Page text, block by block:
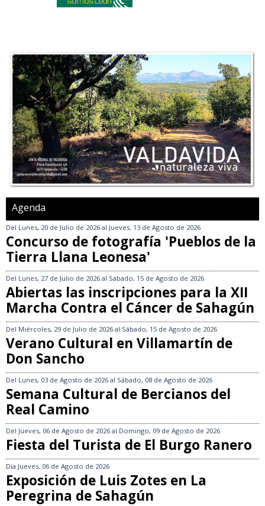
Agenda
Del Lunes, 20 de Julio de 2026 al Jueves, 13 de Agosto de 2026
Concurso de fotografía 'Pueblos de la
Tierra Llana Leonesa'
Del Lunes, 27 de Julio de 2026 al Sábado, 15 de Agosto de 2026
Abiertas las inscripciones para la XII
Marcha Contra el Cáncer de Sahagún
Del Miércoles, 29 de Julio de 2026 al Sábado, 15 de Agosto de 2026
Verano Cultural en Villamartín de
Don Sancho
Del Lunes, 03 de Agosto de 2026 al Sábado, 08 de Agosto de 2026
Semana Cultural de Bercianos del
Real Camino
Del Jueves, 06 de Agosto de 2026 al Domingo, 09 de Agosto de 2026
Fiesta del Turista de El Burgo Ranero
Día Jueves, 06 de Agosto de 2026
Exposición de Luis Zotes en La
Peregrina de Sahagún